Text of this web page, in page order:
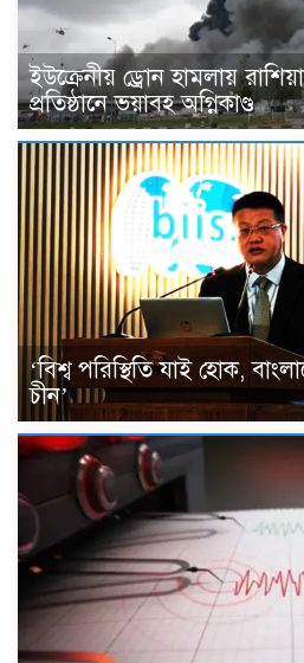
ইউক্রেনীয় ড্রোন হামলায়
প্রতিষ্ঠানে ভয়াবহ অগ্নিকাণ্ড
‘বিশ্ব পরিস্থিতি যাই হোক,
চীন’